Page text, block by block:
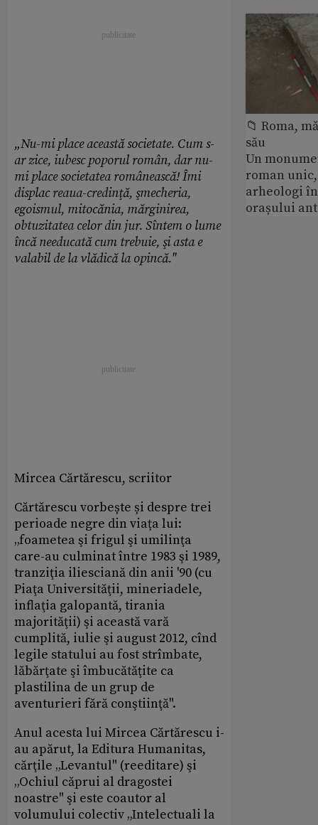
„Nu-mi place această societate. Cum s-
ar zice, iubesc poporul român, dar nu-
mi place societatea românească! Îmi
displac reaua-credinţă, şmecheria,
egoismul, mitocănia, mărginirea,
obtuzitatea celor din jur. Sîntem o lume
încă needucată cum trebuie, şi asta e
valabil de la vlădică la opincă."
Mircea Cărtărescu, scriitor
Cărtărescu vorbește și despre trei
perioade negre din viața lui:
„foametea şi frigul şi umilinţa
care-au culminat între 1983 şi 1989,
tranziţia iliesciană din anii '90 (cu
Piaţa Universităţii, mineriadele,
inflaţia galopantă, tirania
majorităţii) şi această vară
cumplită, iulie şi august 2012, cînd
legile statului au fost strîmbate,
lăbărţate şi îmbucătăţite ca
plastilina de un grup de
aventurieri fără conştiinţă".
Anul acesta lui Mircea Cărtărescu i-
au apărut, la Editura Humanitas,
cărţile „Levantul" (reeditare) şi
„Ochiul căprui al dragostei
noastre" şi este coautor al
volumului colectiv „Intelectuali la
📁 Roma,
său
Un
roman
arheologi
orașului